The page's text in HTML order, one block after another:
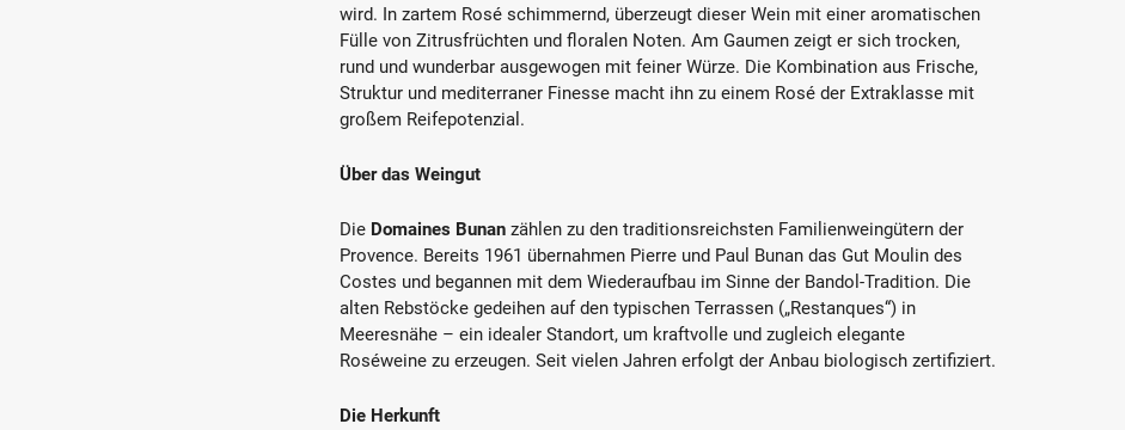
wird. In zartem Rosé schimmernd, überzeugt dieser Wein mit einer aromatischen
Fülle von Zitrusfrüchten und floralen Noten. Am Gaumen zeigt er sich trocken,
rund und wunderbar ausgewogen mit feiner Würze. Die Kombination aus Frische,
Struktur und mediterraner Finesse macht ihn zu einem Rosé der Extraklasse mit
großem Reifepotenzial.
Über das Weingut
Die Domaines Bunan zählen zu den traditionsreichsten Familienweingütern der
Provence. Bereits 1961 übernahmen Pierre und Paul Bunan das Gut Moulin des
Costes und begannen mit dem Wiederaufbau im Sinne der Bandol-Tradition. Die
alten Rebstöcke gedeihen auf den typischen Terrassen („Restanques“) in
Meeresnähe – ein idealer Standort, um kraftvolle und zugleich elegante
Roséweine zu erzeugen. Seit vielen Jahren erfolgt der Anbau biologisch zertifiziert.
Die Herkunft